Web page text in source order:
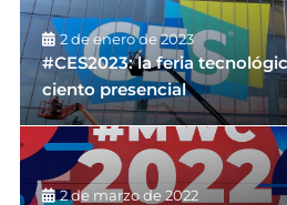
2 de enero de 2023
#CES2023: la feria
ciento presencial
2 de marzo de 2022